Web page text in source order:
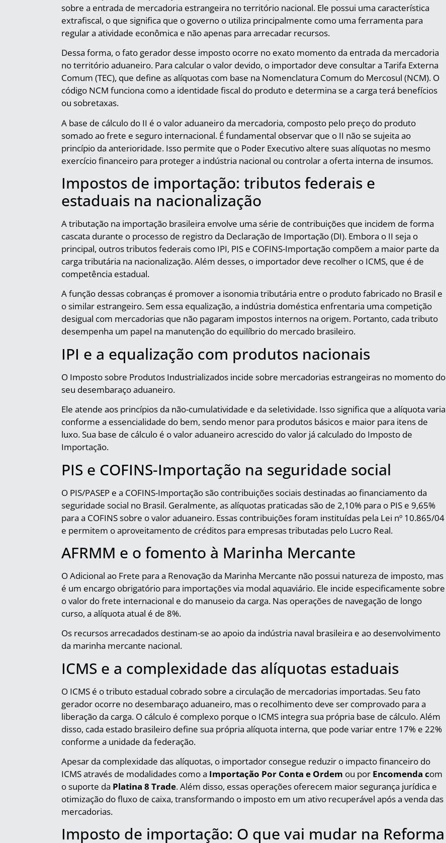
sobre a entrada de mercadoria estrangeira no território nacional. Ele possui uma característica
extrafiscal, o que significa que o governo o utiliza principalmente como uma ferramenta para
regular a atividade econômica e não apenas para arrecadar recursos.
Dessa forma, o fato gerador desse imposto ocorre no exato momento da entrada da mercadoria
no território aduaneiro. Para calcular o valor devido, o importador deve consultar a Tarifa Externa
Comum (TEC), que define as alíquotas com base na Nomenclatura Comum do Mercosul (NCM). O
código NCM funciona como a identidade fiscal do produto e determina se a carga terá benefícios
ou sobretaxas.
A base de cálculo do II é o valor aduaneiro da mercadoria, composto pelo preço do produto
somado ao frete e seguro internacional. É fundamental observar que o II não se sujeita ao
princípio da anterioridade. Isso permite que o Poder Executivo altere suas alíquotas no mesmo
exercício financeiro para proteger a indústria nacional ou controlar a oferta interna de insumos.
Impostos de importação: tributos federais e
estaduais na nacionalização
A tributação na importação brasileira envolve uma série de contribuições que incidem de forma
cascata durante o processo de registro da Declaração de Importação (DI). Embora o II seja o
principal, outros tributos federais como IPI, PIS e COFINS-Importação compõem a maior parte da
carga tributária na nacionalização. Além desses, o importador deve recolher o ICMS, que é de
competência estadual.
A função dessas cobranças é promover a isonomia tributária entre o produto fabricado no Brasil e
o similar estrangeiro. Sem essa equalização, a indústria doméstica enfrentaria uma competição
desigual com mercadorias que não pagaram impostos internos na origem. Portanto, cada tributo
desempenha um papel na manutenção do equilíbrio do mercado brasileiro.
IPI e a equalização com produtos nacionais
O Imposto sobre Produtos Industrializados incide sobre mercadorias estrangeiras no momento do
seu desembaraço aduaneiro.
Ele atende aos princípios da não-cumulatividade e da seletividade. Isso significa que a alíquota varia
conforme a essencialidade do bem, sendo menor para produtos básicos e maior para itens de
luxo. Sua base de cálculo é o valor aduaneiro acrescido do valor já calculado do Imposto de
Importação.
PIS e COFINS-Importação na seguridade social
O PIS/PASEP e a COFINS-Importação são contribuições sociais destinadas ao financiamento da
seguridade social no Brasil. Geralmente, as alíquotas praticadas são de 2,10% para o PIS e 9,65%
para a COFINS sobre o valor aduaneiro. Essas contribuições foram instituídas pela Lei nº 10.865/04
e permitem o aproveitamento de créditos para empresas tributadas pelo Lucro Real.
AFRMM e o fomento à Marinha Mercante
O Adicional ao Frete para a Renovação da Marinha Mercante não possui natureza de imposto, mas
é um encargo obrigatório para importações via modal aquaviário. Ele incide especificamente sobre
o valor do frete internacional e do manuseio da carga. Nas operações de navegação de longo
curso, a alíquota atual é de 8%.
Os recursos arrecadados destinam-se ao apoio da indústria naval brasileira e ao desenvolvimento
da marinha mercante nacional.
ICMS e a complexidade das alíquotas estaduais
O ICMS é o tributo estadual cobrado sobre a circulação de mercadorias importadas. Seu fato
gerador ocorre no desembaraço aduaneiro, mas o recolhimento deve ser comprovado para a
liberação da carga. O cálculo é complexo porque o ICMS integra sua própria base de cálculo. Além
disso, cada estado brasileiro define sua própria alíquota interna, que pode variar entre 17% e 22%
conforme a unidade da federação.
Apesar da complexidade das alíquotas, o importador consegue reduzir o impacto financeiro do
ICMS através de modalidades como a Importação Por Conta e Ordem ou por Encomenda com
o suporte da Platina 8 Trade. Além disso, essas operações oferecem maior segurança jurídica e
otimização do fluxo de caixa, transformando o imposto em um ativo recuperável após a venda das
mercadorias.
Imposto de importação: O que vai mudar na Reforma